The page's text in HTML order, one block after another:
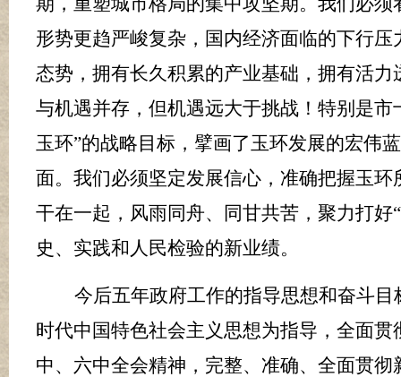
形势更趋严峻复杂，国内经济面临的下行
态势，拥有长久积累的产业基础，拥有活
与机遇并存，但机遇远大于挑战！特别是
玉环”的战略目标，擘画了玉环发展的宏伟
面。我们必须坚定发展信心，准确把握玉
干在一起，风雨同舟、同甘共苦，聚力打
史、实践和人民检验的新业绩。
今后五年政府工作的指导思想和奋斗目
时代中国特色社会主义思想为指导，全面
中、六中全会精神，完整、准确、全面贯